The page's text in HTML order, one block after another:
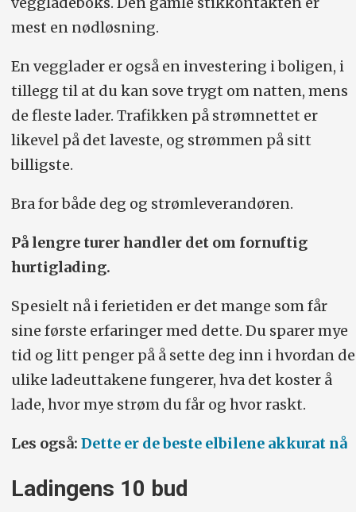
mest en nødløsning.
En vegglader er også en investering i boligen, i
tillegg til at du kan sove trygt om natten, mens
de fleste lader. Trafikken på strømnettet er
likevel på det laveste, og strømmen på sitt
billigste.
Bra for både deg og strømleverandøren.
På lengre turer handler det om fornuftig
hurtiglading.
Spesielt nå i ferietiden er det mange som får
sine første erfaringer med dette. Du sparer mye
tid og litt penger på å sette deg inn i hvordan de
ulike ladeuttakene fungerer, hva det koster å
lade, hvor mye strøm du får og hvor raskt.
Les også: Dette er de beste elbilene akkurat nå
Ladingens 10 bud